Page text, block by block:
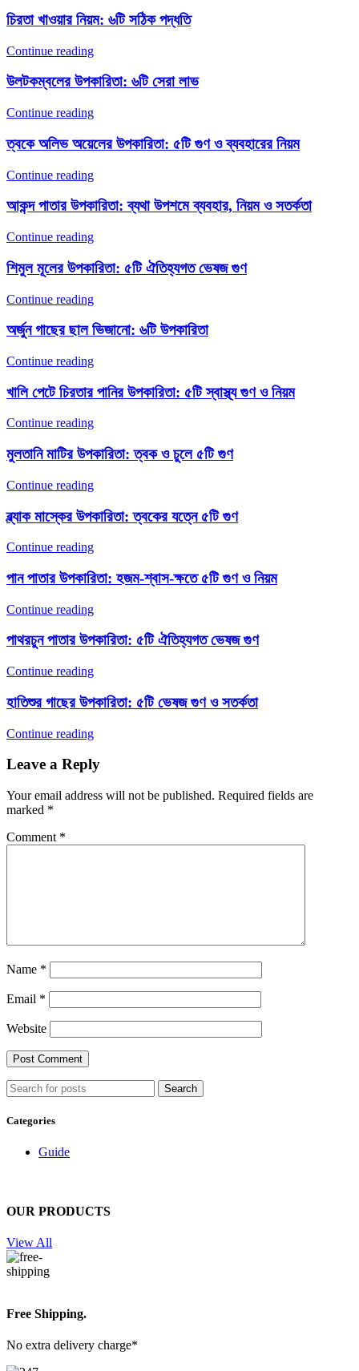
চিরতা খাওয়ার নিয়ম: ৬টি সঠিক পদ্ধতি
Continue reading
উলটকম্বলের উপকারিতা: ৬টি সেরা লাভ
Continue reading
ত্বকে অলিভ অয়েলের উপকারিতা: ৫টি গুণ ও ব্যবহারের নিয়ম
Continue reading
আকন্দ পাতার উপকারিতা: ব্যথা উপশমে ব্যবহার, নিয়ম ও সতর্কতা
Continue reading
শিমুল মূলের উপকারিতা: ৫টি ঐতিহ্যগত ভেষজ গুণ
Continue reading
অর্জুন গাছের ছাল ভিজানো: ৬টি উপকারিতা
Continue reading
খালি পেটে চিরতার পানির উপকারিতা: ৫টি স্বাস্থ্য গুণ ও নিয়ম
Continue reading
মুলতানি মাটির উপকারিতা: ত্বক ও চুলে ৫টি গুণ
Continue reading
ব্ল্যাক মাস্কের উপকারিতা: ত্বকের যত্নে ৫টি গুণ
Continue reading
পান পাতার উপকারিতা: হজম-শ্বাস-ক্ষতে ৫টি গুণ ও নিয়ম
Continue reading
পাথরচুন পাতার উপকারিতা: ৫টি ঐতিহ্যগত ভেষজ গুণ
Continue reading
হাতিশুর গাছের উপকারিতা: ৫টি ভেষজ গুণ ও সতর্কতা
Continue reading
Leave a Reply
Your email address will not be published. Required fields are
marked *
Comment *
Name *
Email *
Website
Search
Categories
Guide
OUR PRODUCTS
View All
Free Shipping.
No extra delivery charge*